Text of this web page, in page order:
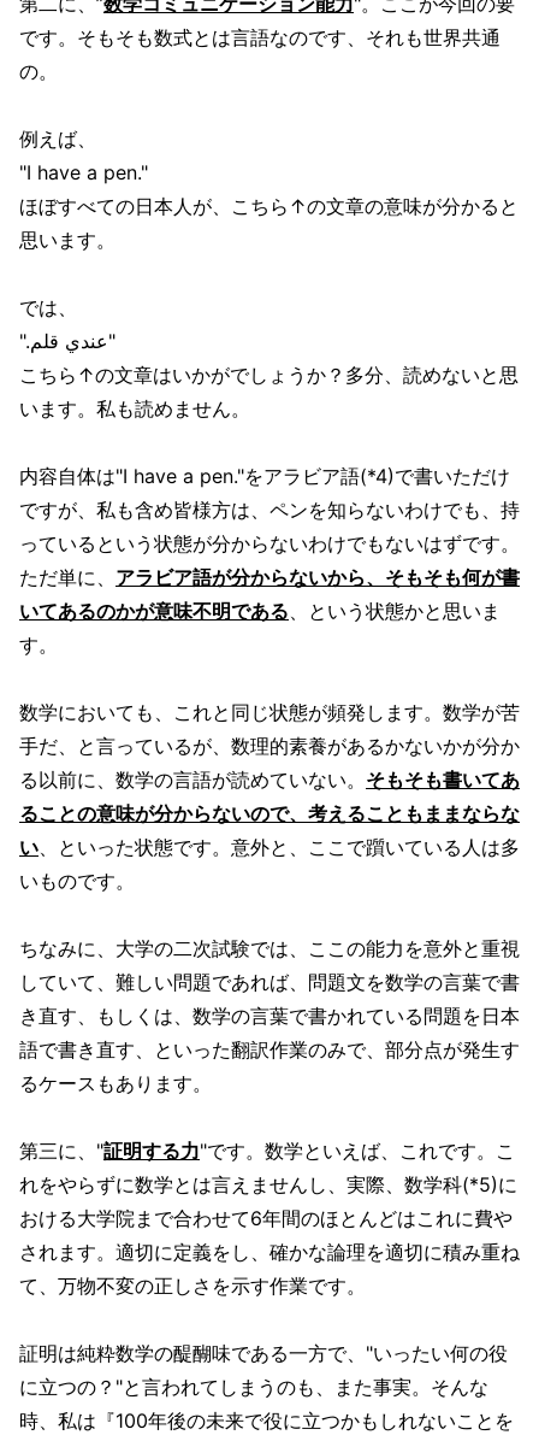
です。そもそも数式とは言語なのです、それも世界共通
の。
例えば、
"I have a pen."
ほぼすべての日本人が、こちら↑の文章の意味が分かると
思います。
では、
".عندي قلم"
こちら↑の文章はいかがでしょうか？多分、読めないと思
います。私も読めません。
内容自体は"I have a pen."をアラビア語(*4)で書いただけ
ですが、私も含め皆様方は、ペンを知らないわけでも、持
っているという状態が分からないわけでもないはずです。
ただ単に、 アラビア語が分からないから、そもそも何が書
いてあるのかが意味不明である、という状態かと思いま
す。
数学においても、これと同じ状態が頻発します。数学が苦
手だ、と言っているが、数理的素養があるかないかが分か
る以前に、数学の言語が読めていない。 そもそも書いてあ
ることの意味が分からないので、考えることもままならな
い、といった状態です。意外と、ここで躓いている人は多
いものです。
ちなみに、大学の二次試験では、ここの能力を意外と重視
していて、難しい問題であれば、問題文を数学の言葉で書
き直す、もしくは、数学の言葉で書かれている問題を日本
語で書き直す、といった翻訳作業のみで、部分点が発生す
るケースもあります。
第三に、"証明する力"です。数学といえば、これです。こ
れをやらずに数学とは言えませんし、実際、数学科(*5)に
おける大学院まで合わせて6年間のほとんどはこれに費や
されます。適切に定義をし、確かな論理を適切に積み重ね
て、万物不変の正しさを示す作業です。
証明は純粋数学の醍醐味である一方で、"いったい何の役
に立つの？"と言われてしまうのも、また事実。そんな
時、私は『100年後の未来で役に立つかもしれないことを